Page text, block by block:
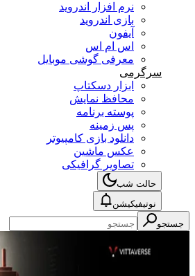
نرم افزار اندروید
بازی اندروید
آیفون
اس ام اس
معرفی گوشی موبایل
سرگرمی
ابزار دسکتاپ
محافظ نمایش
پوسته برنامه
پس زمینه
دانلود بازی کامپیوتر
عکس ماشین
تصاویر گرافیکی
حالت شب
نوتیفیکیشن
جستجو